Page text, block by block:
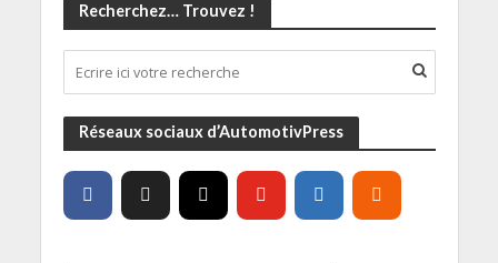
Recherchez… Trouvez !
Réseaux sociaux d’AutomotivPress